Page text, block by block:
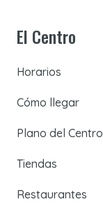
El Centro
Horarios
Cómo llegar
Plano del Centro
Tiendas
Restaurantes